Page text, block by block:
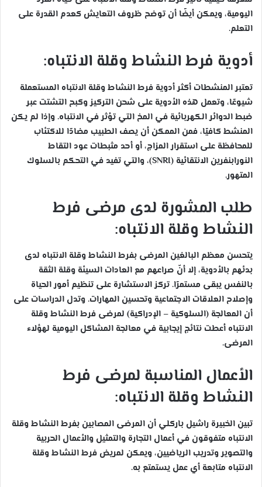
اليومية، ويمكن أيضًا أن توضح ظروف التعايش كعدم القدرة على
التعلم.
أدوية فرط النشاط وقلة الانتباه:
تعتبر المنشطات أكثر أدوية فرط النشاط وقلة الانتباه المستعملة
شيوعًا، وتعمل هذه الأدوية على شحن التركيز وكبح التشتت عبر
ضبط الدوائر الكهربائية في المخ التي تؤثر في الانتباه. وإذا لم يكن
المنشط كافيًا، فمن الممكن أن يصف الطبيب مضادًا للاكتئاب
للمحافظة على استقرار المزاج، أو أحد مثبطات عود التقاط
النورابنفرين الانتقائية (SNRI)، والتي تفيد في التحكم بالسلوك
المتهور.
طلب المشورة لدى مرضى فرط
النشاط وقلة الانتباه:
يتحسن معظم البالغين المرضى بفرط النشاط وقلة الانتباه لدى
بدئهم بالأدوية، إلا أنّ صراعهم مع العادات السيئة وقلة الثقة
بالنفس يبقى مستمرًا. تركز الاستشارة على تنظيم أمور الحياة
وإصلاح العلاقات الاجتماعية وتحسين المهارات. وتدل الدراسات على
أن المعالجة (السلوكية – الإدراكية) لمرضى فرط النشاط وقلة
الانتباه أعطت نتائج إيجابية في معالجة المشاكل اليومية لهؤلاء
المرضى.
الأعمال المناسبة لمرضى فرط
النشاط وقلة الانتباه:
تبين الخبيرة راشيل باركلي أن المرضى المصابين بفرط النشاط وقلة
الانتباه متفوقون في أعمال التجارة والتمثيل والأعمال الحربية
والتصوير وتدريب الرياضيين، ويمكن لمريض فرط النشاط وقلة
الانتباه متابعة أي عمل يستمتع به.